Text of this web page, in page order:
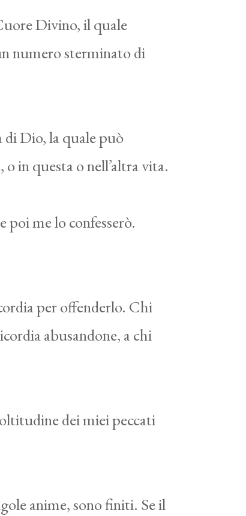
Divino, il quale
numero sterminato di
di Dio, la quale può
in questa o nell’altra vita.
poi me lo confesserò.
per offenderlo. Chi
abusandone, a chi
dei miei peccati
anime, sono finiti. Se il